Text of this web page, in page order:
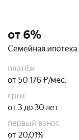
от 6%
Семейная ипотека
платёж
от 50 176 ₽/мес.
срок
от 3 до 30 лет
первый взнос
от 20,01%